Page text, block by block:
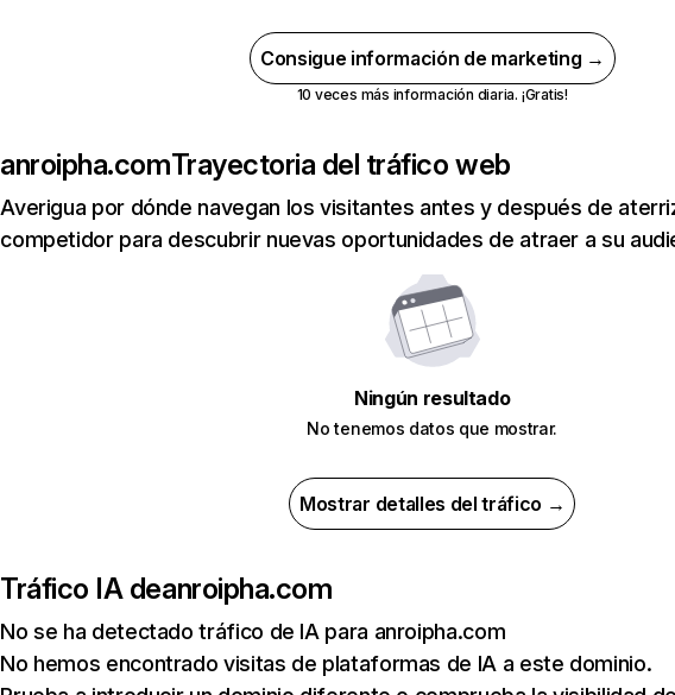
Consigue información de marketing →
10 veces más información diaria. ¡Gratis!
anroipha.comTrayectoria del tráfico web
Averigua por dónde navegan los visitantes antes y después de
competidor para descubrir nuevas oportunidades de atraer a su
Ningún resultado
No tenemos datos que mostrar.
Mostrar detalles del tráfico →
Tráfico IA deanroipha.com
No se ha detectado tráfico de IA para anroipha.com
No hemos encontrado visitas de plataformas de IA a este dominio.